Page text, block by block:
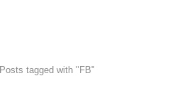
Posts tagged with "FB"